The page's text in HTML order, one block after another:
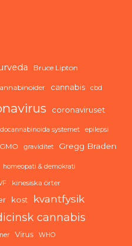
Bruce Lipton
cannabis cbd
coronaviruset
systemet epilepsi
GMO graviditet Gregg Braden
homeopati & demokrati
kinesiska örter
kost kvantfysik
cannabis
Virus WHO